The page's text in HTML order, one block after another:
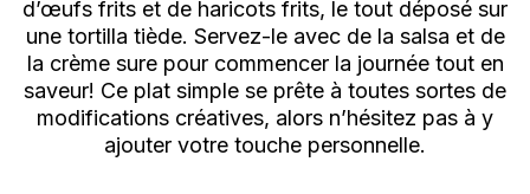
d’œufs frits et de haricots frits, le tout déposé sur
une tortilla tiède. Servez-le avec de la salsa et de
la crème sure pour commencer la journée tout en
saveur! Ce plat simple se prête à toutes sortes de
modifications créatives, alors n’hésitez pas à y
ajouter votre touche personnelle.